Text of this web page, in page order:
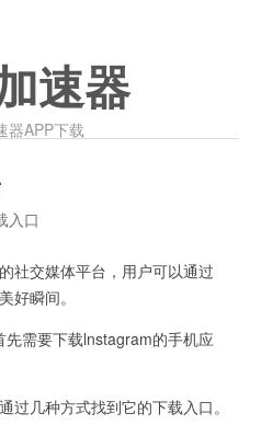
速器
器APP下载
入口
交媒体平台，用户可以通过
好瞬间。
需要下载lnstagram的手机应
几种方式找到它的下载入口。